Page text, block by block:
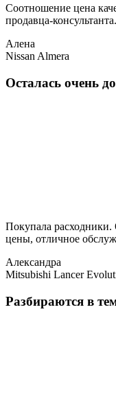
Соотношение цена
продавца-консультанта.
Алена
Nissan Almera
Осталась очень
Покупала расходники.
цены, отличное
Александра
Mitsubishi Lancer
Разбираются в